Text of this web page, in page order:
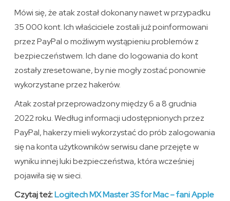
Mówi się, że atak został dokonany nawet w przypadku
35 000 kont. Ich właściciele zostali już poinformowani
przez PayPal o możliwym wystąpieniu problemów z
bezpieczeństwem. Ich dane do logowania do kont
zostały zresetowane, by nie mogły zostać ponownie
wykorzystane przez hakerów.
Atak został przeprowadzony między 6 a 8 grudnia
2022 roku. Według informacji udostępnionych przez
PayPal, hakerzy mieli wykorzystać do prób zalogowania
się na konta użytkowników serwisu dane przejęte w
wyniku innej luki bezpieczeństwa, która wcześniej
pojawiła się w sieci.
Czytaj też:Logitech MX Master 3S for Mac – fani Apple